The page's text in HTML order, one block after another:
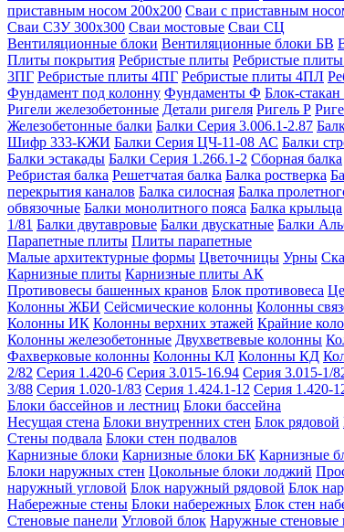
приставным носом 200х200 Сваи с приставным
Сваи С3У 300х300 Сваи мостовые Сваи СЦ
Вентиляционные блоки Вентиляционные блоки БВ
Плиты покрытия Ребристые плиты Ребристые
3ПГ Ребристые плиты 4ПГ Ребристые плиты 4ПЛ
Фундамент под колонну Фундаменты Ф Блок-
Ригели железобетонные Детали ригеля Ригель Р
Железобетонные балки Балки Серия 3.006.1-2.87
Шифр 333-КЖИ Балки Серия ЦЧ-11-08 АС Балки
Балки эстакады Балки Серия 1.266.1-2 Сборная балка
Ребристая балка Решетчатая балка Балка ростверка
перекрытия каналов Балка силосная Балка
обвязочные Балки монолитного пояса Балка крыльца
1/81 Балки двутавровые Балки двускатные Балки
Парапетные плиты Плиты парапетные
Малые архитектурные формы Цветочницы Урны
Карнизные плиты Карнизные плиты АК
Противовесы башенных кранов Блок противовеса
Колонны ЖБИ Сейсмические колонны Колонны
Колонны ИК Колонны верхних этажей Крайние
Колонны железобетонные Двухветвевые колонны
Фахверковые колонны Колонны КЛ Колонны КД
2/82 Серия 1.420-6 Серия 3.015-16.94 Серия 3.015-1/
3/88 Серия 1.020-1/83 Серия 1.424.1-12 Серия 1.420-
Блоки бассейнов и лестниц Блоки бассейна
Несущая стена Блоки внутренних стен Блок рядовой
Стены подвала Блоки стен подвалов
Карнизные блоки Карнизные блоки БК Карнизные
Блоки наружных стен Цокольные блоки лоджий
наружный угловой Блок наружный рядовой Блок
Набережные стены Блоки набережных Блок стен
Стеновые панели Угловой блок Наружные стеновые